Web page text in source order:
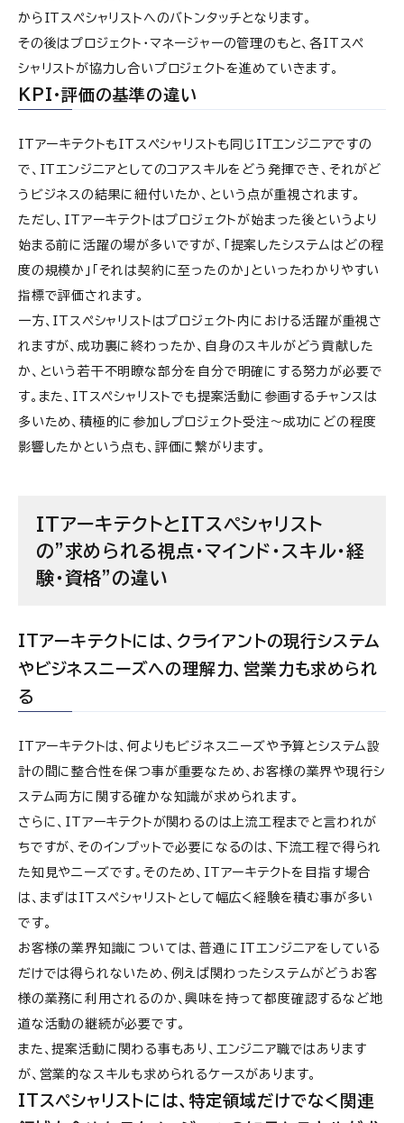
からITスペシャリストへのバトンタッチとなります。
その後はプロジェクト・マネージャーの管理のもと、各ITスペ
シャリストが協力し合いプロジェクトを進めていきます。
KPI・評価の基準の違い
ITアーキテクトもITスペシャリストも同じITエンジニアですの
で、ITエンジニアとしてのコアスキルをどう発揮でき、それがど
うビジネスの結果に紐付いたか、という点が重視されます。
ただし、ITアーキテクトはプロジェクトが始まった後というより
始まる前に活躍の場が多いですが、「提案したシステムはどの程
度の規模か」「それは契約に至ったのか」といったわかりやすい
指標で評価されます。
一方、ITスペシャリストはプロジェクト内における活躍が重視さ
れますが、成功裏に終わったか、自身のスキルがどう貢献した
か、という若干不明瞭な部分を自分で明確にする努力が必要で
す。また、ITスペシャリストでも提案活動に参画するチャンスは
多いため、積極的に参加しプロジェクト受注～成功にどの程度
影響したかという点も、評価に繋がります。
ITアーキテクトとITスペシャリスト
の”求められる視点・マインド・スキル・経
験・資格”の違い
ITアーキテクトには、クライアントの現行システム
やビジネスニーズへの理解力、営業力も求められ
る
ITアーキテクトは、何よりもビジネスニーズや予算とシステム設
計の間に整合性を保つ事が重要なため、お客様の業界や現行シ
ステム両方に関する確かな知識が求められます。
さらに、ITアーキテクトが関わるのは上流工程までと言われが
ちですが、そのインプットで必要になるのは、下流工程で得られ
た知見やニーズです。そのため、ITアーキテクトを目指す場合
は、まずはITスペシャリストとして幅広く経験を積む事が多い
です。
お客様の業界知識については、普通にITエンジニアをしている
だけでは得られないため、例えば関わったシステムがどうお客
様の業務に利用されるのか、興味を持って都度確認するなど地
道な活動の継続が必要です。
また、提案活動に関わる事もあり、エンジニア職ではあります
が、営業的なスキルも求められるケースがあります。
ITスペシャリストには、特定領域だけでなく関連